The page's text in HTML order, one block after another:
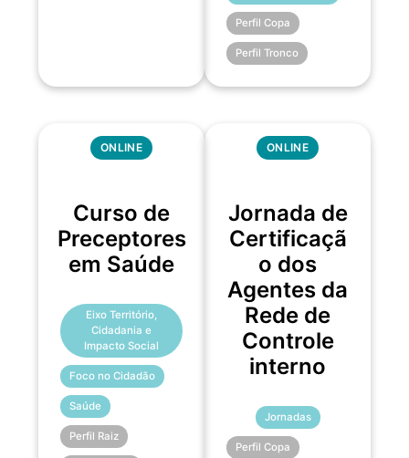
Perfil Copa
Perfil Tronco
ONLINE
Curso de
Preceptores
em Saúde
Eixo Território,
Cidadania e
Impacto Social
Foco no Cidadão
Saúde
Perfil Raiz
ONLINE
Jornada de
Certificaçã
o dos
Agentes da
Rede de
Controle
interno
Jornadas
Perfil Copa